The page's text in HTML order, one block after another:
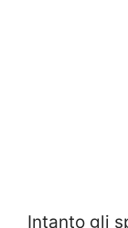
Intanto gli